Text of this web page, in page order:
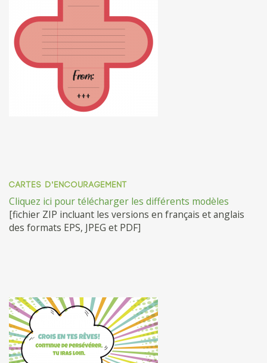
CARTES D’ENCOURAGEMENT
Cliquez ici pour télécharger les différents modèles
[fichier ZIP incluant les versions en français et anglais
des formats EPS, JPEG et PDF]